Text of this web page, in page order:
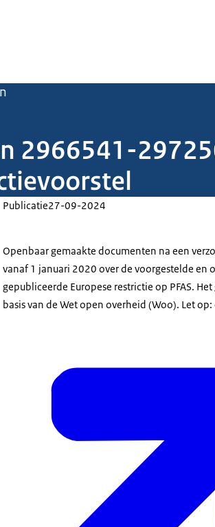
2966541-
Publicatie27-09-2024
Openbaar gemaakte documenten na een
vanaf 1 januari 2020 over de voorgestelde en
gepubliceerde Europese restrictie op PFAS.
basis van de Wet open overheid (Woo). Let